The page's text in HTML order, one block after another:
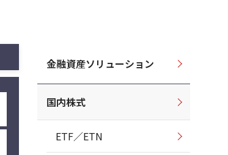
金融資産ソリューション
国内株式
ETF／ETN